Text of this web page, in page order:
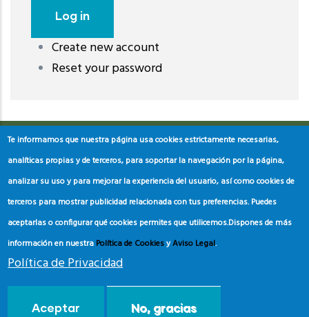
Create new account
Reset your password
레딧 다운로드coloring pages printable
download
Consumidor2024.
Te informamos que nuestra página usa cookies estrictamente necesarias,
analíticas propias y de terceros, para soportar la navegación por la página,
analizar su uso y para mejorar la experiencia del usuario, así como cookies de
terceros para mostrar publicidad relacionada con tus preferencias. Puedes
aceptarlas o configurar qué cookies permites que utilicemos.Dispones de más
información en nuestra Política de CookiesyAviso Legal.
Política de Privacidad
Aceptar No, gracias